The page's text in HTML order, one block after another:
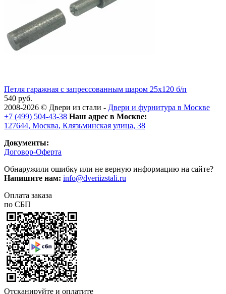
Петля гаражная с запрессованным шаром 25х120 б/п
540 руб.
2008-2026 © Двери из стали - Двери и фурнитура в Москве
+7 (499) 504-43-38 Наш адрес в Москве:
127644, Москва, Клязьминская улица, 38
Документы:
Договор-Оферта
Обнаружили ошибку или не верную информацию на сайте?
Напишите нам: info@dveriizstali.ru
Оплата заказа
по СБП
Отсканируйте и оплатите